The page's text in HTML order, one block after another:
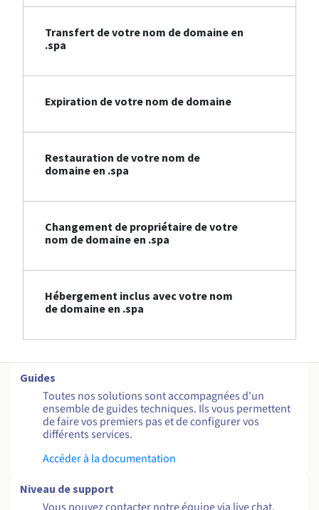
Transfert de votre nom de domaine en
.spa
Expiration de votre nom de domaine
Restauration de votre nom de
domaine en .spa
Changement de propriétaire de votre
nom de domaine en .spa
Hébergement inclus avec votre nom
de domaine en .spa
Guides
Toutes nos solutions sont accompagnées d'un
ensemble de guides techniques. Ils vous permettent
de faire vos premiers pas et de configurer vos
différents services.
Accéder à la documentation
Niveau de support